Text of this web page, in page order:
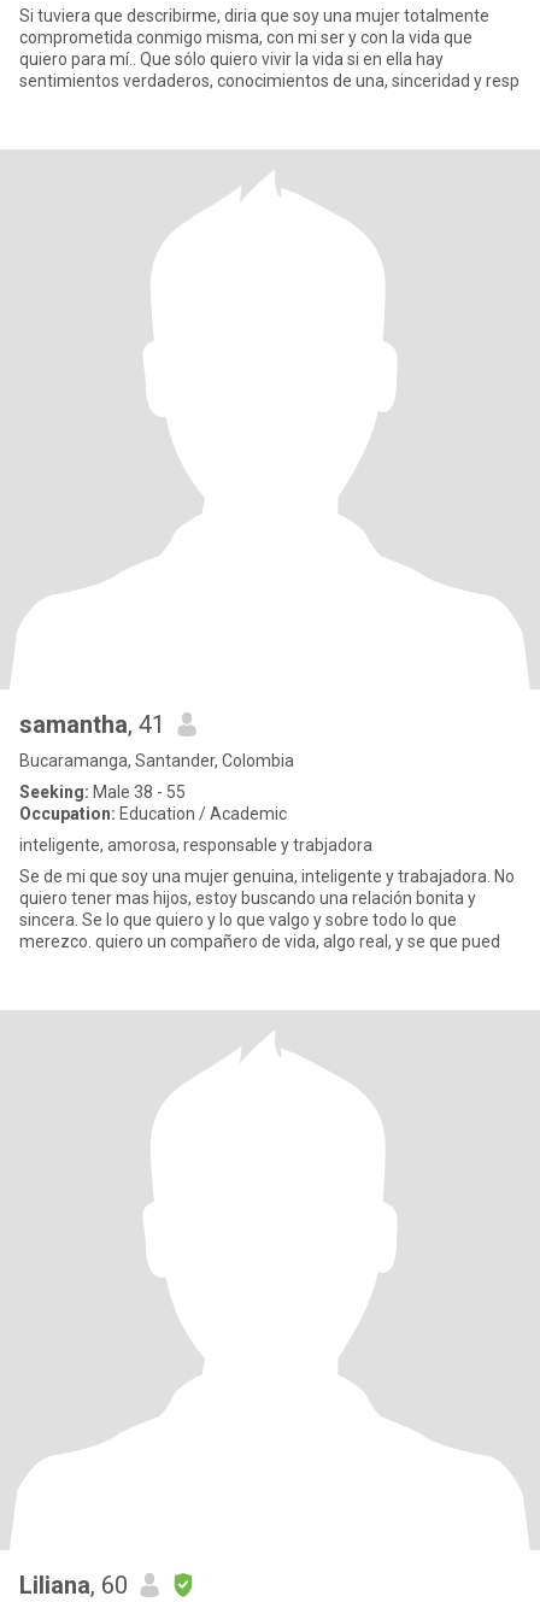
Si tuviera que describirme, diria que soy una mujer totalmente
comprometida conmigo misma, con mi ser y con la vida que
quiero para mí.. Que sólo quiero vivir la vida si en ella hay
sentimientos verdaderos, conocimientos de una, sinceridad y resp
samantha, 41
Bucaramanga, Santander, Colombia
Seeking: Male 38 - 55
Occupation: Education / Academic
inteligente, amorosa, responsable y trabjadora
Se de mi que soy una mujer genuina, inteligente y trabajadora. No
quiero tener mas hijos, estoy buscando una relación bonita y
sincera. Se lo que quiero y lo que valgo y sobre todo lo que
merezco. quiero un compañero de vida, algo real, y se que pued
Liliana, 60